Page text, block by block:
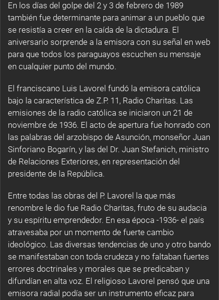
En los días del golpe del 2 y 3 de febrero de 1989
también fue determinante para animar a un pueblo que
se resistía a creer en la caída de la dictadura. El
aniversario sorprende a la emisora con su señal en web
para que todos los paraguayos escuchen su mensaje
en cualquier punto del mundo.
El franciscano Luis Lavorel fundó la emisora católica
bajo la característica de Z.P. 11, Radio Charitas. Las
emisiones de la radio católica se iniciaron un 21 de
noviembre de 1936. El acto de apertura fue honrado con
las palabras del arzobispo de Asunción, monseñor Juan
Sinforiano Bogarín, y las del Dr. Juan Stefanich, ministro
de Relaciones Exteriores, en representación del
presidente de la República.
Entre todas las obras del P. Lavorel la que más
renombre le dio fue Radio Charitas, fruto de su audacia
y su espíritu emprendedor. En esa época -1936- el país
atravesaba por un momento de fuerte cambio
ideológico. Las diversas tendencias de uno y otro bando
se manifestaban con toda crudeza y no faltaban fuertes
errores doctrinales y morales que se predicaban y
difundían en alta voz. El religioso Lavorel pensó que una
emisora radial podía ser un instrumento eficaz para